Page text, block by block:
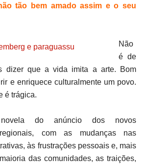
tão bem amado assim e o seu
Não
é de
dizer que a vida imita a arte. Bom
e enriquece culturalmente um povo.
é trágica.
do anúncio dos novos
regionais, com as mudanças nas
às frustrações pessoais e, mais
das comunidades, as traições,